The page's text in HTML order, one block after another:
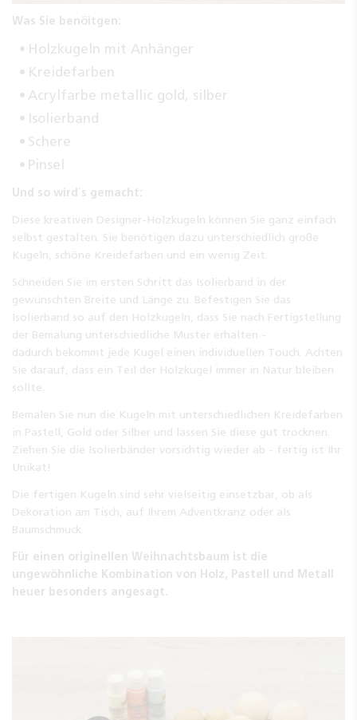
Was Sie benöitgen:
Holzkugeln mit Anhänger
Kreidefarben
Acrylfarbe metallic gold, silber
Isolierband
Schere
Pinsel
Und so wird´s gemacht:
Diese kreativen Designer-Holzkugeln können Sie ganz einfach
selbst gestalten. Sie benötigen dazu unterschiedlich große
Kugeln, schöne Kreidefarben und ein wenig Zeit.
Schneiden Sie im ersten Schritt das Isolierband in der
gewünschten Breite und Länge zu. Befestigen Sie das
Isolierband so auf den Holzkugeln, dass Sie nach Fertigstellung
der Bemalung unterschiedliche Muster erhalten -
dadurch bekommt jede Kugel einen individuellen Touch. Achten
Sie darauf, dass ein Teil der Holzkugel immer in Natur bleiben
sollte.
Bemalen Sie nun die Kugeln mit unterschiedlichen Kreidefarben
in Pastell, Gold oder Silber und lassen Sie diese gut trocknen.
Ziehen Sie die Isolierbänder vorsichtig wieder ab - fertig ist Ihr
Unikat!
Die fertigen Kugeln sind sehr vielseitig einsetzbar, ob als
Dekoration am Tisch, auf Ihrem Adventkranz oder als
Baumschmuck.
Für einen originellen Weihnachtsbaum ist die
ungewöhnliche Kombination von Holz, Pastell und Metall
heuer besonders angesagt.